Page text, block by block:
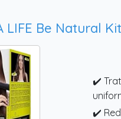
LIFE Be Natural
✔️
✔️